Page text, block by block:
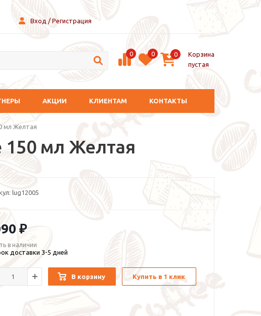
Вход / Регистрация
0 0 0
Корзина
пустая
АКЦИИ КЛИЕНТАМ КОНТАКТЫ
мл Желтая
мл Желтая
lug12005
₽
в наличии
доставки 3-5 дней
В корзину Купить в 1 клик